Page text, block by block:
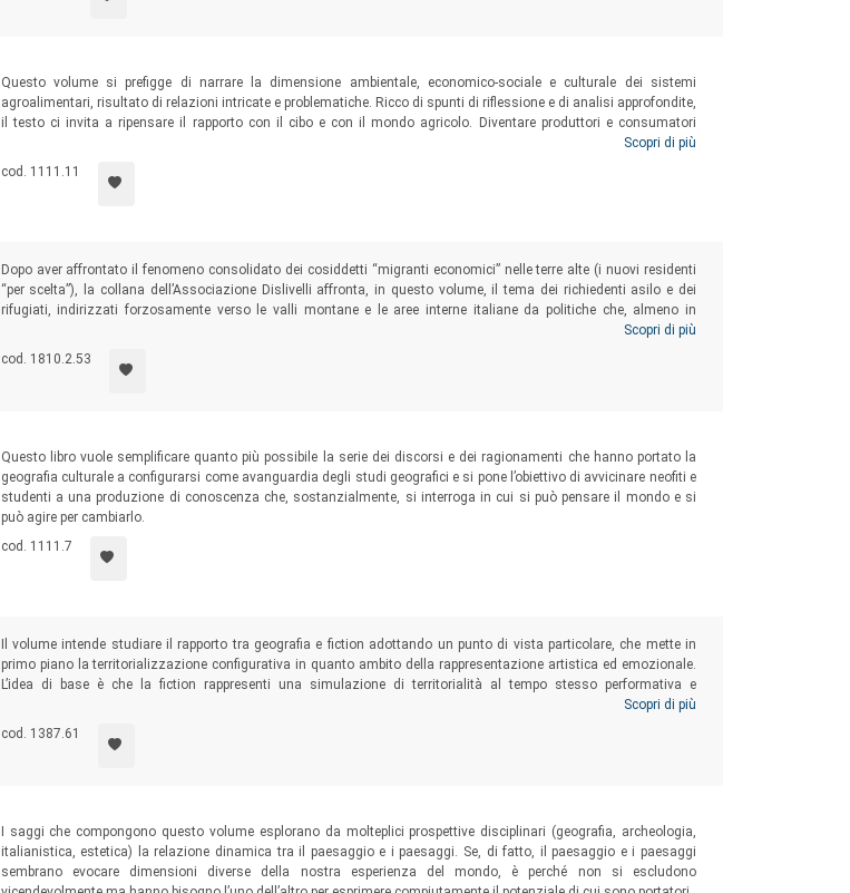
Questo volume si prefigge di narrare la dimensione ambientale, economico-sociale e culturale dei sistemi
agroalimentari, risultato di relazioni intricate e problematiche. Ricco di spunti di riflessione e di analisi approfondite,
il testo ci invita a ripensare il rapporto con il cibo e con il mondo agricolo. Diventare produttori e consumatori
consapevoli, capaci di fare scelte agroalimentari documentate e responsabili, è la chiave per costruire un futuro più
sostenibile ed equo per tutti.
Scopri di più
cod. 1111.11
Dopo aver affrontato il fenomeno consolidato dei cosiddetti “migranti economici” nelle terre alte (i nuovi residenti
“per scelta”), la collana dell’Associazione Dislivelli affronta, in questo volume, il tema dei richiedenti asilo e dei
rifugiati, indirizzati forzosamente verso le valli montane e le aree interne italiane da politiche che, almeno in
partenza, sembravano guardare più alla dispersione degli stranieri sul territorio che alla loro inclusione sociale,
temporanea o permanente che fosse.
Scopri di più
cod. 1810.2.53
Questo libro vuole semplificare quanto più possibile la serie dei discorsi e dei ragionamenti che hanno portato la
geografia culturale a configurarsi come avanguardia degli studi geografici e si pone l’obiettivo di avvicinare neofiti e
studenti a una produzione di conoscenza che, sostanzialmente, si interroga in cui si può pensare il mondo e si
può agire per cambiarlo.
cod. 1111.7
Il volume intende studiare il rapporto tra geografia e fiction adottando un punto di vista particolare, che mette in
primo piano la territorializzazione configurativa in quanto ambito della rappresentazione artistica ed emozionale.
L’idea di base è che la fiction rappresenti una simulazione di territorialità al tempo stesso performativa e
Die Zauberflöte
di Mozart, il cinema di Wes Anderson, le canzoni di Paolo Conte e i
Scopri di più
cod. 1387.61
I saggi che compongono questo volume esplorano da molteplici prospettive disciplinari (geografia, archeologia,
italianistica, estetica) la relazione dinamica tra il paesaggio e i paesaggi. Se, di fatto, il paesaggio e i paesaggi
sembrano evocare dimensioni diverse della nostra esperienza del mondo, è perché non si escludono